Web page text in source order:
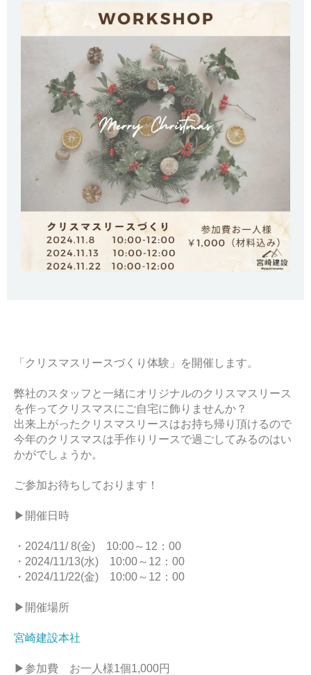
「クリスマスリースづくり体験」を開催します。
弊社のスタッフと一緒にオリジナルのクリスマスリース
を作ってクリスマスにご自宅に飾りませんか？
出来上がったクリスマスリースはお持ち帰り頂けるので
今年のクリスマスは手作りリースで過ごしてみるのはい
かがでしょうか。
ご参加お待ちしております！
▶開催日時
・2024/11/ 8(金) 10:00～12：00
・2024/11/13(水) 10:00～12：00
・2024/11/22(金) 10:00～12：00
▶開催場所
宮崎建設本社
▶参加費 お一人様1個1,000円